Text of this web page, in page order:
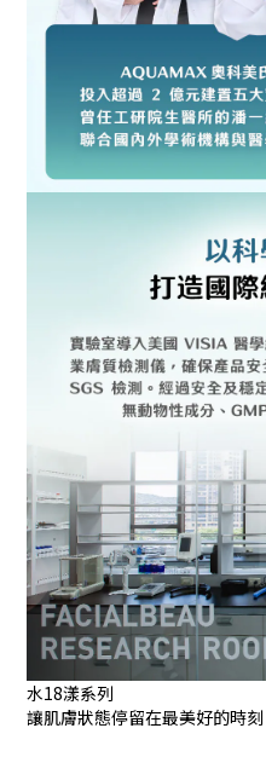
水18漾系列
讓肌膚狀態停留在最美好的時刻